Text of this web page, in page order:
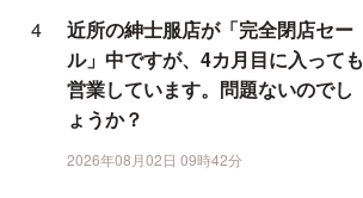
近所の紳士服店が「完全閉店セー
ル」中ですが、4カ月目に入っても
営業しています。問題ないのでし
ょうか？
2026年08月02日 09時42分